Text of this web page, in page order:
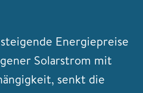
Energiepreise
Solarstrom mit
senkt die